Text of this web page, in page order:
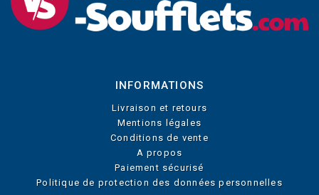
INFORMATIONS
Livraison et retours
Mentions légales
Conditions de vente
A propos
Paiement sécurisé
Politique de protection des données personnelles